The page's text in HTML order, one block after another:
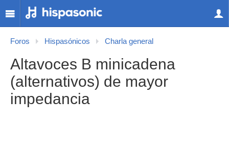
Foros Hispasónicos Charla general
Altavoces B minicadena
(alternativos) de mayor
impedancia